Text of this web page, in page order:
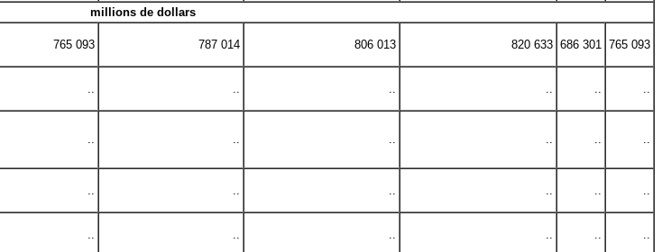
millions de dollars
765 093 787 014 806 013 820 633 686 301 765 093
.. .. .. .. .. ..
.. .. .. .. .. ..
.. .. .. .. .. ..
.. .. .. .. .. ..